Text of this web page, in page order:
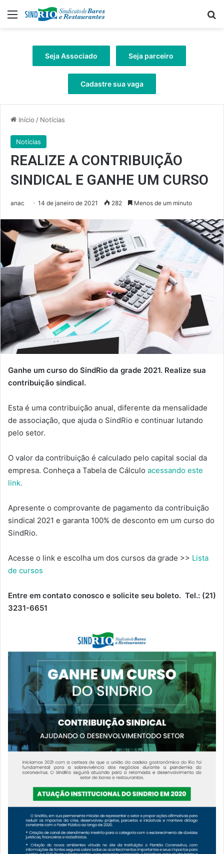
Menu
Seja Associado Seja parceiro
Cadastre sua vaga
Início / Notícias
Notícias
REALIZE A CONTRIBUIÇÃO
SINDICAL E GANHE UM CURSO
anac 14 de janeiro de 2021 282 Menos de um minuto
Ganhe um curso do SindRio da grade 2021. Realize sua
contribuição sindical.
Esta é uma contribuição anual, diferente da mensalidade
de associação, que ajuda o SindRio e continuar lutando
pelo setor.
O valor da contribuição é calculado pelo capital social da
empresa. Conheça a Tabela de Cálculo acessando este
link.
Apresente o comprovante de pagamento da contribuição
sindical 2021 e garanta 100% de desconto em um curso do
SindRio.
Acesse o link e escolha um dos cursos da grade >> Lista
de cursos
Entre em contato conosco e solicite seu boleto. Tel.: (21)
3231-6651